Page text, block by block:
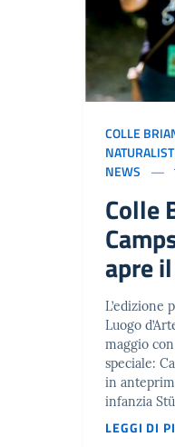
COLLE
NEWS
Colle
apre
L’edizione
Luogo
maggio
speciale:
in
infanzia
LEGGI DI